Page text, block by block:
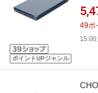
ポイントUPジャンル
／
49ポ